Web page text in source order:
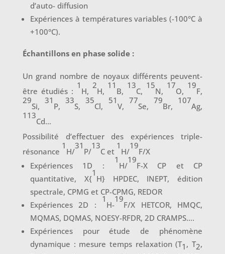
d’auto- diffusion
Expériences à températures variables (-100°C à
+100°C).
Échantillons en phase solide :
Un grand nombre de noyaux différents peuvent-
être étudiés :
1
H,
2
H,
11
B,
13
C,
15
N,
17
O,
19
F,
29
Si,
31
P,
33
S,
35
Cl,
51
V,
77
Se,
79
Br,
107
Ag,
113
Cd…
Possibilité d’effectuer des expériences triple-
résonance
1
H/
31
P/
13
C et
1
H/
19
F/X
Expériences 1D :
1
H/
19
F-X CP et CP
quantitative, X{
1
H} HPDEC, INEPT, édition
spectrale, CPMG et CP-CPMG, REDOR
Expériences 2D :
1
H-
19
F/X HETCOR, HMQC,
MQMAS, DQMAS, NOESY-RFDR, 2D CRAMPS….
Expériences pour étude de phénomène
dynamique : mesure temps relaxation (T1, T2,